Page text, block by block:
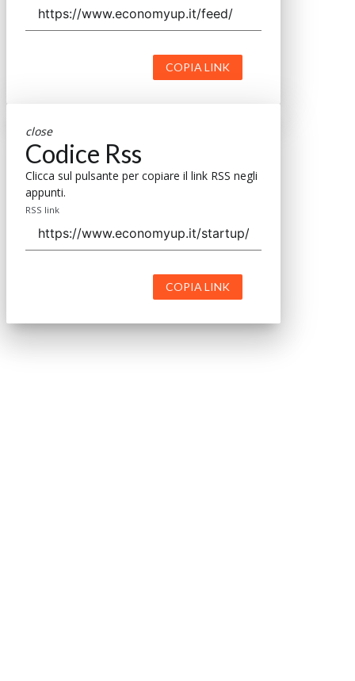
COPIA LINK
close
Codice Rss
Clicca sul pulsante per copiare il link RSS negli
appunti.
RSS link
COPIA LINK